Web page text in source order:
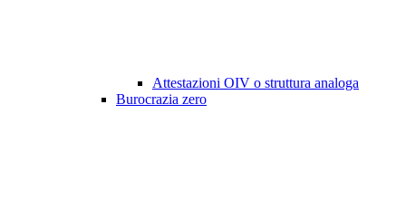
Attestazioni OIV o struttura analoga
Burocrazia zero